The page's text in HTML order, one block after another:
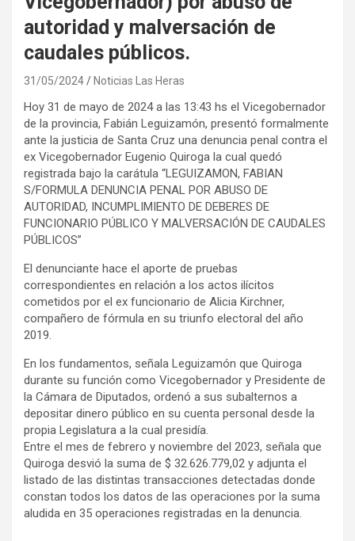
autoridad y malversación de
caudales públicos.
31/05/2024 Noticias Las Heras
Hoy 31 de mayo de 2024 a las 13:43 hs el Vicegobernador
de la provincia, Fabián Leguizamón, presentó formalmente
ante la justicia de Santa Cruz una denuncia penal contra el
ex Vicegobernador Eugenio Quiroga la cual quedó
registrada bajo la carátula “LEGUIZAMON, FABIAN
S/FORMULA DENUNCIA PENAL POR ABUSO DE
AUTORIDAD, INCUMPLIMIENTO DE DEBERES DE
FUNCIONARIO PÚBLICO Y MALVERSACIÓN DE CAUDALES
PÚBLICOS”
El denunciante hace el aporte de pruebas
correspondientes en relación a los actos ilícitos
cometidos por el ex funcionario de Alicia Kirchner,
compañero de fórmula en su triunfo electoral del año
2019.
En los fundamentos, señala Leguizamón que Quiroga
durante su función como Vicegobernador y Presidente de
la Cámara de Diputados, ordenó a sus subalternos a
depositar dinero público en su cuenta personal desde la
propia Legislatura a la cual presidía.
Entre el mes de febrero y noviembre del 2023, señala que
Quiroga desvió la suma de $ 32.626.779,02 y adjunta el
listado de las distintas transacciones detectadas donde
constan todos los datos de las operaciones por la suma
aludida en 35 operaciones registradas en la denuncia.